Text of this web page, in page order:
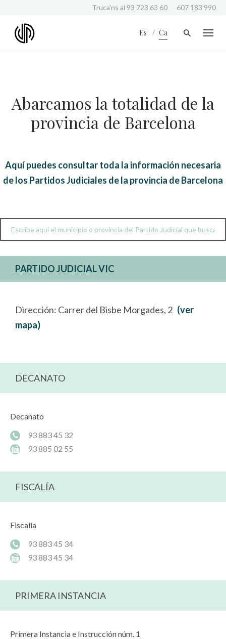
Truca'ns al 93 723 63 60 607 183 990
Es Ca
Abarcamos la totalidad de la
provincia de Barcelona
Aquí puedes consultar toda la información necesaria
de los Partidos Judiciales de la provincia de Barcelona
PARTIDO JUDICIAL VIC
Dirección: Carrer del Bisbe Morgades, 2 (ver
mapa)
DECANATO
Decanato
93 883 45 32
93 885 02 55
FISCALÍA
Fiscalía
93 883 45 34
93 883 45 34
PRIMERA INSTANCIA
Primera Instancia e Instrucción núm. 1